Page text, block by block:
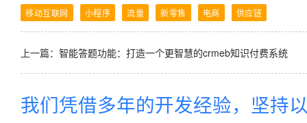
移动互联网 小程序 流量 新零售 电商 供应链
上一篇： 智能答题功能：打造一个更智慧的crmeb知识付费系统
我们凭借多年的开发经验，坚持